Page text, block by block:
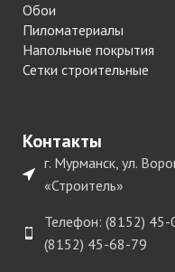
Обои
Пиломатериалы
Напольные покрытия
Сетки строительные
Контакты
г. Мурманск, ул.
«Строитель»
Телефон: (8152)
(8152) 45-68-79